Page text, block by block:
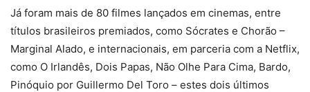
Já foram mais de 80 filmes lançados em cinemas, entre
títulos brasileiros premiados, como Sócrates e Chorão –
Marginal Alado, e internacionais, em parceria com a Netflix,
como O Irlandês, Dois Papas, Não Olhe Para Cima, Bardo,
Pinóquio por Guillermo Del Toro – estes dois últimos